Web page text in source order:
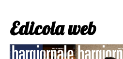
Edicola web